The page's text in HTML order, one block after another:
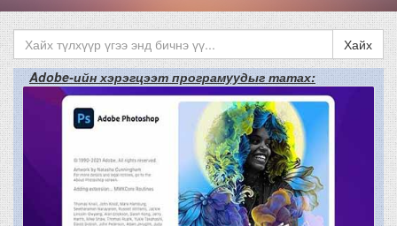
Хайх
Adobe-ийн хэрэгцээт програмуудыг татах: